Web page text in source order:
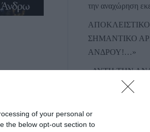
of your personal or
the below opt-out section to
Δήμοι
τους
την αναχώρηση
ΣΗΜΑΝΤΙΚΟ
ΑΝΔΡΟΥ!…»
«ΑΥΤΗ ΤΗΝ